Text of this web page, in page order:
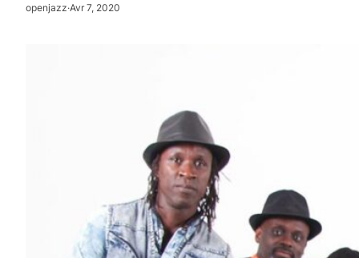
openjazz·Avr 7, 2020